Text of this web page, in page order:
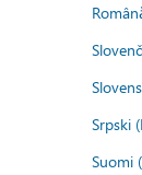
Srpski
Suomi